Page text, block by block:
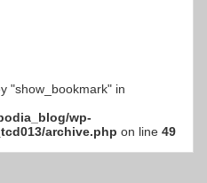
"show_bookmark" in
wp-
archive.php on line 49